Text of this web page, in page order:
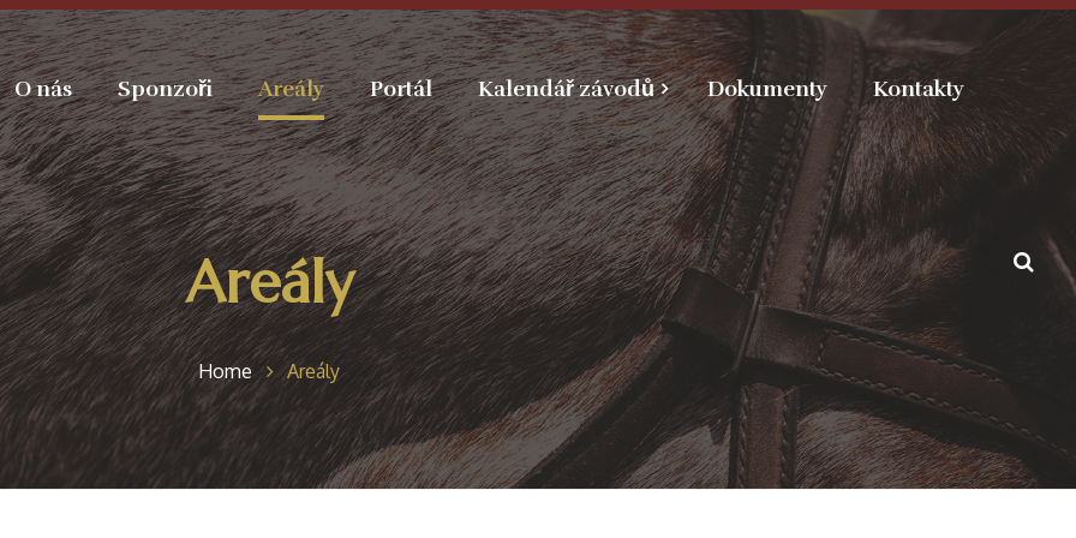
O nás Sponzoři Areály Portál Kalendář závodů Dokumenty Kontakty
Areály
Home Areály